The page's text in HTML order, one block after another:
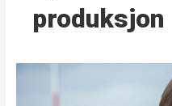
produksjon